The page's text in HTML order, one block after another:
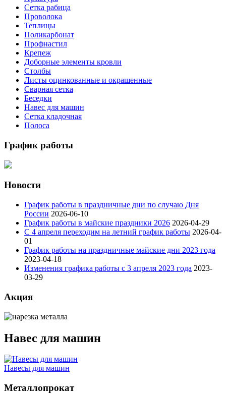
Сетка рабица
Проволока
Теплицы
Поликарбонат
Профнастил
Крепеж
Доборные элементы кровли
Столбы
Листы оцинкованные и окрашенные
Сварная сетка
Беседки
Навес для машин
Сетка кладочная
Полоса
График работы
Новости
График работы в праздничные дни по случаю Дня
России 2026-06-10
График работы в майские праздники 2026 2026-04-29
С 4 апреля переходим на летний график работы 2026-04-
01
График работы на праздничные майские дни 2023 года
2023-04-18
Изменения графика работы с 3 апреля 2023 года 2023-
03-29
Акция
Навес для машин
Навесы для машин
Металлопрокат